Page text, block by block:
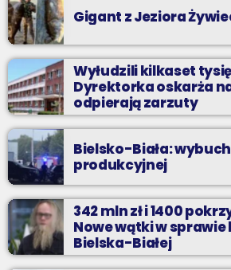
Gigant z Jeziora
Wyłudzili kilkaset
Dyrektorka oskarża
odpierają zarzuty
Bielsko-Biała:
produkcyjnej
342 mln zł i 1400
Nowe wątki w
Bielska-Białej